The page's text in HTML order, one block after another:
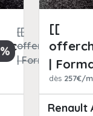
[[
| FormatPrice ]]
[[
|
dès 257€/
Renault